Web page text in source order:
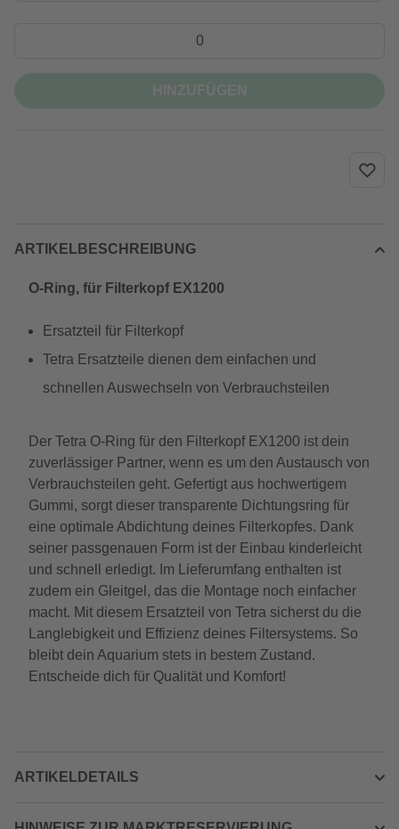
ARTIKELBESCHREIBUNG
O-Ring, für Filterkopf EX1200
Ersatzteil für Filterkopf
Tetra Ersatzteile dienen dem einfachen und
schnellen Auswechseln von Verbrauchsteilen
Der Tetra O-Ring für den Filterkopf EX1200 ist dein
zuverlässiger Partner, wenn es um den Austausch von
Verbrauchsteilen geht. Gefertigt aus hochwertigem
Gummi, sorgt dieser transparente Dichtungsring für
eine optimale Abdichtung deines Filterkopfes. Dank
seiner passgenauen Form ist der Einbau kinderleicht
und schnell erledigt. Im Lieferumfang enthalten ist
zudem ein Gleitgel, das die Montage noch einfacher
macht. Mit diesem Ersatzteil von Tetra sicherst du die
Langlebigkeit und Effizienz deines Filtersystems. So
bleibt dein Aquarium stets in bestem Zustand.
Entscheide dich für Qualität und Komfort!
ARTIKELDETAILS